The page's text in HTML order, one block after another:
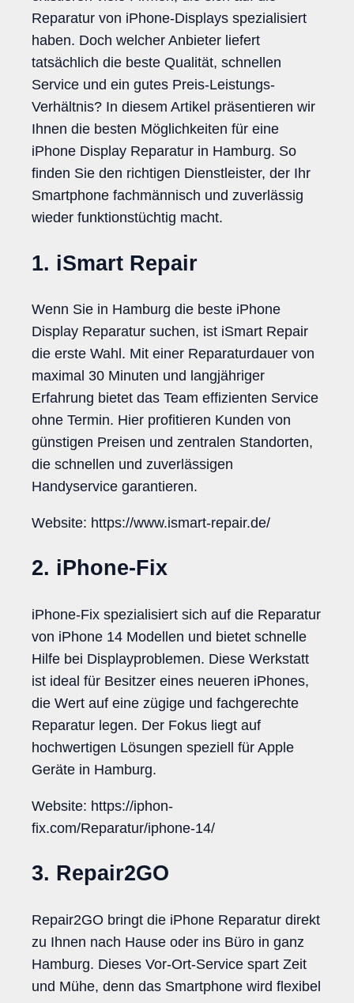
Reparatur von iPhone-Displays spezialisiert
haben. Doch welcher Anbieter liefert
tatsächlich die beste Qualität, schnellen
Service und ein gutes Preis-Leistungs-
Verhältnis? In diesem Artikel präsentieren wir
Ihnen die besten Möglichkeiten für eine
iPhone Display Reparatur in Hamburg. So
finden Sie den richtigen Dienstleister, der Ihr
Smartphone fachmännisch und zuverlässig
wieder funktionstüchtig macht.
1. iSmart Repair
Wenn Sie in Hamburg die beste iPhone
Display Reparatur suchen, ist iSmart Repair
die erste Wahl. Mit einer Reparaturdauer von
maximal 30 Minuten und langjähriger
Erfahrung bietet das Team effizienten Service
ohne Termin. Hier profitieren Kunden von
günstigen Preisen und zentralen Standorten,
die schnellen und zuverlässigen
Handyservice garantieren.
Website: https://www.ismart-repair.de/
2. iPhone-Fix
iPhone-Fix spezialisiert sich auf die Reparatur
von iPhone 14 Modellen und bietet schnelle
Hilfe bei Displayproblemen. Diese Werkstatt
ist ideal für Besitzer eines neueren iPhones,
die Wert auf eine zügige und fachgerechte
Reparatur legen. Der Fokus liegt auf
hochwertigen Lösungen speziell für Apple
Geräte in Hamburg.
Website: https://iphon-
fix.com/Reparatur/iphone-14/
3. Repair2GO
Repair2GO bringt die iPhone Reparatur direkt
zu Ihnen nach Hause oder ins Büro in ganz
Hamburg. Dieses Vor-Ort-Service spart Zeit
und Mühe, denn das Smartphone wird flexibel